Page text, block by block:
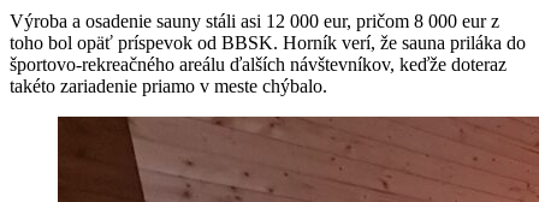
Výroba a osadenie sauny stáli asi 12 000 eur, pričom 8 000 eur z
toho bol opäť príspevok od BBSK. Horník verí, že sauna priláka do
športovo-rekreačného areálu ďalších návštevníkov, keďže doteraz
takéto zariadenie priamo v meste chýbalo.